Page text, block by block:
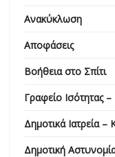
Ανακύκλωση
Αποφάσεις
Βοήθεια στο Σπίτι
Γραφείο Ισότητας
Δημοτικά Ιατρεία –
Δημοτική